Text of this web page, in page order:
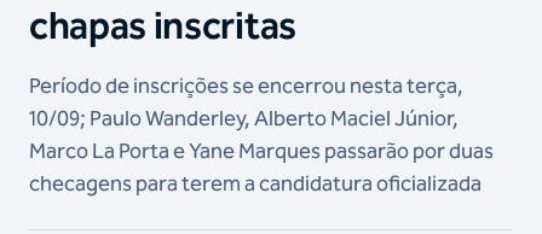
chapas inscritas
Período de inscrições se encerrou nesta terça,
10/09; Paulo Wanderley, Alberto Maciel Júnior,
Marco La Porta e Yane Marques passarão por duas
checagens para terem a candidatura oficializada